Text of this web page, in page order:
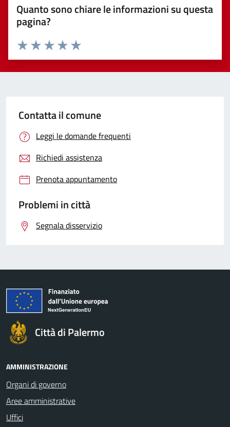
Quanto sono chiare le informazioni su questa
pagina?
Valuta 5 stelle su 5
Valuta 4 stelle su 5
Valuta 3 stelle su 5
Valuta 2 stelle su 5
Valuta 1 stelle su 5
Contatta il comune
Leggi le domande frequenti
Richiedi assistenza
Prenota appuntamento
Problemi in città
Segnala disservizio
Città di Palermo
AMMINISTRAZIONE
Organi di governo
Aree amministrative
Uffici